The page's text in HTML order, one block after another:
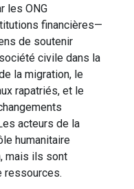
les ONG
financières—
de soutenir
civile dans la
la migration, le
rapatriés, et le
acteurs de la
humanitaire
mais ils sont
ressources.